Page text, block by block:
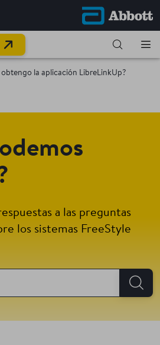
obtengo la aplicación LibreLinkUp?
a las preguntas
los sistemas FreeStyle